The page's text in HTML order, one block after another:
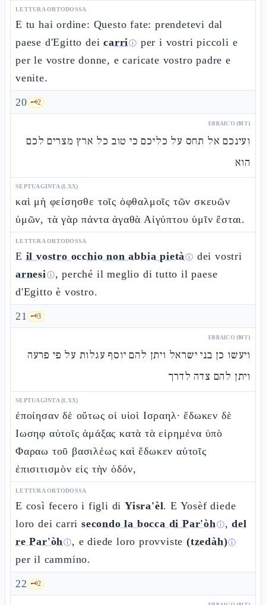
LETTURA ORTODOSSA
E tu hai ordine: Questo fate: prendetevi dal
paese d'Egitto deicarriⓘ per i vostri piccoli e
per le vostre donne, e caricate vostro padre e
venite.
20 🗝️2
EBRAICO (MT)
ועינכם אל תחס על כליכם כי טוב כל ארץ מצרים לכם
הוא
SEPTUAGINTA (LXX)
καὶ μὴ φείσησθε τοῖς ὀφθαλμοῖς τῶν σκευῶν
ὑμῶν, τὰ γὰρ πάντα ἀγαθὰ Αἰγύπτου ὑμῖν ἔσται.
LETTURA ORTODOSSA
E il vostro occhio non abbia pietàⓘ dei vostri
arnesiⓘ, perché il meglio di tutto il paese
d'Egitto è vostro.
21 🗝️3
EBRAICO (MT)
ויעשו כן בני ישראל ויתן להם יוסף עגלות על פי פרעה
ויתן להם צדה לדרך
SEPTUAGINTA (LXX)
ἐποίησαν δὲ οὕτως οἱ υἱοὶ Ισραηλ· ἔδωκεν δὲ
Ιωσηφ αὐτοῖς ἁμάξας κατὰ τὰ εἰρημένα ὑπὸ
Φαραω τοῦ βασιλέως καὶ ἔδωκεν αὐτοῖς
ἐπισιτισμὸν εἰς τὴν ὁδόν,
LETTURA ORTODOSSA
E così fecero i figli di Yisra'èl. E Yosèf diede
loro dei carrisecondo la bocca di Par'òhⓘ,del
re Par'òhⓘ, e diede loro provviste(tzedàh)ⓘ
per il cammino.
22 🗝️2